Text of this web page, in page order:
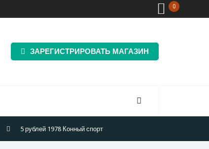
ЗАРЕГИСТРИРОВАТЬ МАГАЗИН
5 рублей 1978 Конный спорт
0